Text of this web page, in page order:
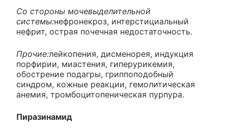
Со стороны мочевыделительной
системы:нефронекроз, интерстициальный
нефрит, острая почечная недостаточность.
Прочие:лейкопения, дисменорея, индукция
порфирии, миастения, гиперурикемия,
обострение подагры, гриппоподобный
синдром, кожные реакции, гемолитическая
анемия, тромбоцитопеническая пурпура.
Пиразинамид